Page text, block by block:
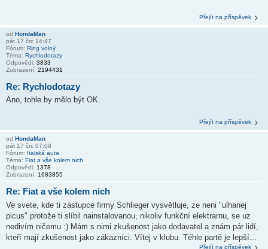
Přejít na příspěvek
od HondaMan
pát 17 črc 14:47
Fórum: Ring volný
Téma: Rychlodotazy
Odpovědi: 3833
Zobrazení: 2194431
Re: Rychlodotazy
Ano, tohle by mělo být OK.
Přejít na příspěvek
od HondaMan
pát 17 črc 07:08
Fórum: Italská auta
Téma: Fiat a vše kolem nich
Odpovědi: 1378
Zobrazení: 1683855
Re: Fiat a vše kolem nich
Ve svete, kde ti zástupce firmy Schlieger vysvětluje, ze neni "ulhanej
picus" protože ti slíbil nainstalovanou, nikoliv funkční elektrarnu, se uz
nedivím ničemu :) Mám s nimi zkušenost jako dodavatel a znám pár lidí,
kteří mají zkušenost jako zákazníci. Vítej v klubu. Téhle partě je lepší...
Přejít na příspěvek